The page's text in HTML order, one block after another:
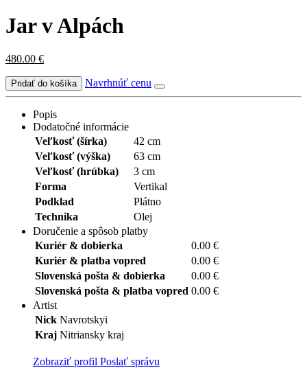
Jar v Alpách
480.00 €
Navrhnúť cenu
Popis
Dodatočné informácie
Veľkosť (šírka)
42 cm
Veľkosť (výška)
63 cm
Veľkosť (hrúbka)
3 cm
Forma
Vertikal
Podklad
Plátno
Technika
Olej
Doručenie a spôsob platby
Kuriér & dobierka
0.00 €
Kuriér & platba vopred
0.00 €
Slovenská pošta & dobierka
0.00 €
Slovenská pošta & platba vopred 0.00 €
Artist
Nick Navrotskyi
Kraj Nitriansky kraj
Zobraziť profil Poslať správu